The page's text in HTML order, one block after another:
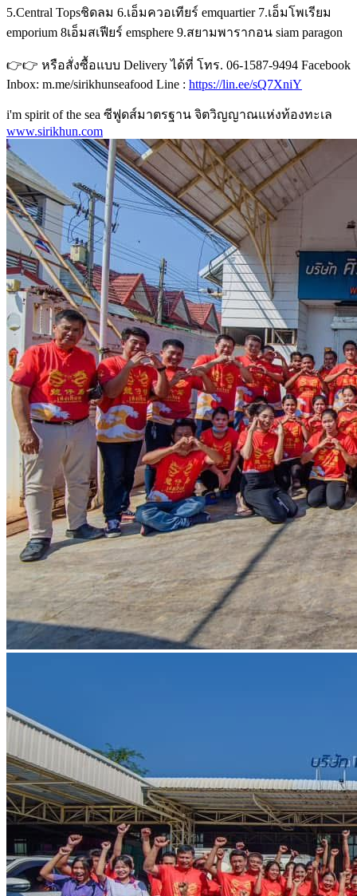
5.Central Topsชิดลม 6.เอ็มควอเทียร์ emquartier 7.เอ็มโพเรียม
emporium 8เอ็มสเฟียร์ emsphere 9.สยามพารากอน siam paragon
👉👉 หรือสั่งซื้อแบบ Delivery ได้ที่ โทร. 06-1587-9494 Facebook
Inbox: m.me/sirikhunseafood Line : https://lin.ee/sQ7XniY
i'm spirit of the sea ซีฟูดส์มาตรฐาน จิตวิญญาณแห่งท้องทะเล
www.sirikhun.com